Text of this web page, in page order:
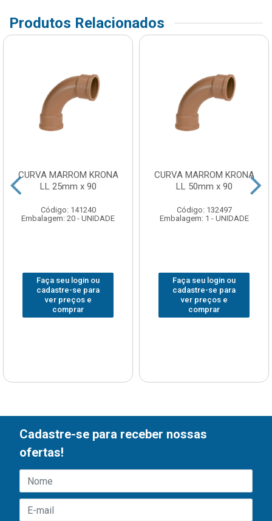
Produtos Relacionados
CURVA MARROM KRONA
LL 25mm x 90
Código: 141240
Embalagem: 20 - UNIDADE
Faça seu login ou
cadastre-se para
ver preços e
comprar
CURVA MARROM KRONA
LL 50mm x 90
Código: 132497
Embalagem: 1 - UNIDADE
Faça seu login ou
cadastre-se para
ver preços e
comprar
Cadastre-se para receber nossas
ofertas!